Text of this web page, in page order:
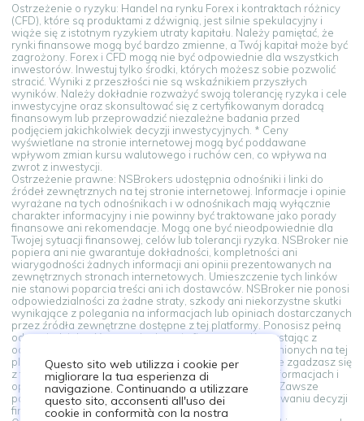
Ostrzeżenie o ryzyku: Handel na rynku Forex i kontraktach różnicy
(CFD), które są produktami z dźwignią, jest silnie spekulacyjny i
wiąże się z istotnym ryzykiem utraty kapitału. Należy pamiętać, że
rynki finansowe mogą być bardzo zmienne, a Twój kapitał może być
zagrożony. Forex i CFD mogą nie być odpowiednie dla wszystkich
inwestorów. Inwestuj tylko środki, których możesz sobie pozwolić
stracić. Wyniki z przeszłości nie są wskaźnikiem przyszłych
wyników. Należy dokładnie rozważyć swoją tolerancję ryzyka i cele
inwestycyjne oraz skonsultować się z certyfikowanym doradcą
finansowym lub przeprowadzić niezależne badania przed
podjęciem jakichkolwiek decyzji inwestycyjnych. * Ceny
wyświetlane na stronie internetowej mogą być poddawane
wpływom zmian kursu walutowego i ruchów cen, co wpływa na
zwrot z inwestycji.
Ostrzeżenie prawne: NSBrokers udostępnia odnośniki i linki do
źródeł zewnętrznych na tej stronie internetowej. Informacje i opinie
wyrażane na tych odnośnikach i w odnośnikach mają wyłącznie
charakter informacyjny i nie powinny być traktowane jako porady
finansowe ani rekomendacje. Mogą one być nieodpowiednie dla
Twojej sytuacji finansowej, celów lub tolerancji ryzyka. NSBroker nie
popiera ani nie gwarantuje dokładności, kompletności ani
wiarygodności żadnych informacji ani opinii prezentowanych na
zewnętrznych stronach internetowych. Umieszczenie tych linków
nie stanowi poparcia treści ani ich dostawców. NSBroker nie ponosi
odpowiedzialności za żadne straty, szkody ani niekorzystne skutki
wynikające z polegania na informacjach lub opiniach dostarczanych
przez źródła zewnętrzne dostępne z tej platformy. Ponosisz pełną
odpowiedzialność za swoje decyzje finansowe. Korzystając z
odnośników i linków do źródeł zewnętrznych udostępnionych na tej
platformie, akceptujesz to ostrzeżenie prawne. Jeśli nie zgadzasz się
z tymi warunkami, powstrzymaj się od polegania na informacjach i
opiniach prezentowanych w źródłach zewnętrznych. Zawsze
poszukaj porady zawodowego doradcy przy podejmowaniu decyzji
finansowych.
Questo sito web utilizza i cookie per
migliorare la tua esperienza di
navigazione. Continuando a utilizzare
questo sito, acconsenti all'uso dei
cookie in conformità con la nostra